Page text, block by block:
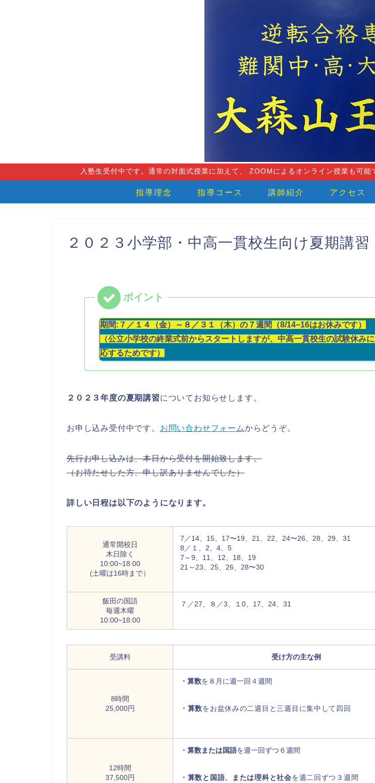
入塾生受付中です。通常の対面式授業に加えて、 ZOOMによるオンライン授業も可
指導理念 指導コース 講師紹介 アクセス
２０２３小学部・中高一貫校生向け夏期講習
期間:７／１４（金）～８／３１（木）の７週間（8/14−16はお休みです）
（公立小学校の終業式前からスタートしますが、中高一貫校生の試験休み
応するためです）
２０２３年度の夏期講習についてお知らせします。
お申し込み受付中です。 お問い合わせフォームからどうぞ。
先行お申し込みは、本日から受付を開始致します。
（お待たせした方、申し訳ありませんでした）
詳しい日程は以下のようになります。
通常開校日
木日除く
10:00~18:00
(土曜は16時まで）
7／14、15、17〜19、21、22、24〜26、28、29、31
8／１、2、4、5
7～9、11、12、18、19
21～23、25、26、28〜30
飯田の国語
毎週木曜
10:00~18:00
７／27、８／3、１0、17、24、31
受講料 受け方の主な例
8時間
25,000円
・算数を８月に週一回４週間
・算数をお盆休みの二週目と三週目に集中して四回
12時間
37,500円
・算数または国語を週一回ずつ６週間
・算数と国語、または理科と社会を週二回ずつ３週間